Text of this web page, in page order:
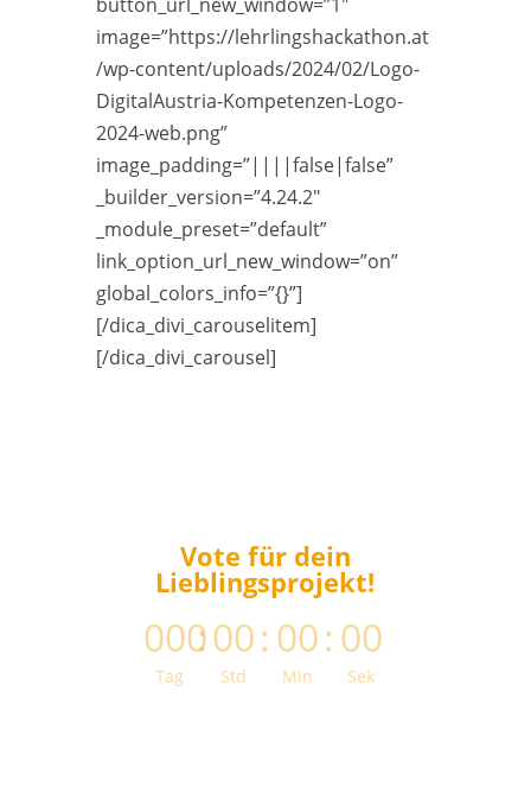
image=”https://lehrlingshackathon.at
/wp-content/uploads/2024/02/Logo-
DigitalAustria-Kompetenzen-Logo-
2024-web.png”
image_padding=”||||false|false”
_builder_version=”4.24.2″
_module_preset=”default”
link_option_url_new_window=”on”
global_colors_info=”{}”]
[/dica_divi_carouselitem]
[/dica_divi_carousel]
Vote für dein
Lieblingsprojekt!
000
Tag
:00
Std
: 00
Min
: 00
Sek